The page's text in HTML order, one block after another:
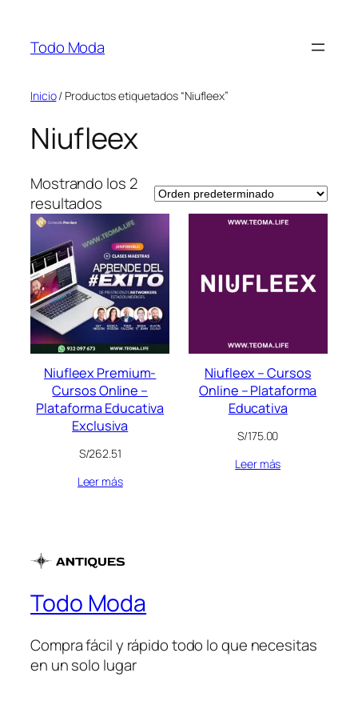
contenido
Todo Moda
Inicio/ Productos etiquetados “Niufleex”
Niufleex
Mostrando los 2
resultados
Niufleex Premium-
Cursos Online –
Plataforma Educativa
Exclusiva
S/262.51
Leer más
Niufleex – Cursos
Online – Plataforma
Educativa
S/175.00
Leer más
Todo Moda
Compra fácil y rápido todo lo que necesitas
en un solo lugar